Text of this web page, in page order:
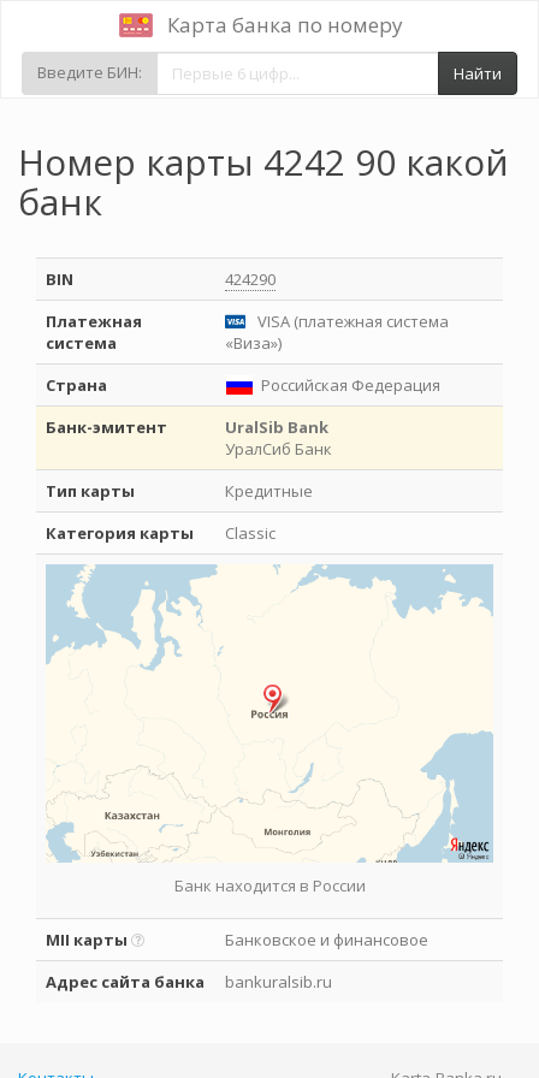
Карта банка по номеру
Введите БИН: Найти
Номер карты 4242 90 какой
банк
BIN
424290
Платежная
система
VISA (платежная система
«Виза»)
Страна
Российская Федерация
Банк-эмитент
UralSib Bank
УралСиб Банк
Тип карты
Кредитные
Категория карты
Classic
Банк находится в России
MII карты
Банковское и финансовое
Адрес сайта банка
bankuralsib.ru